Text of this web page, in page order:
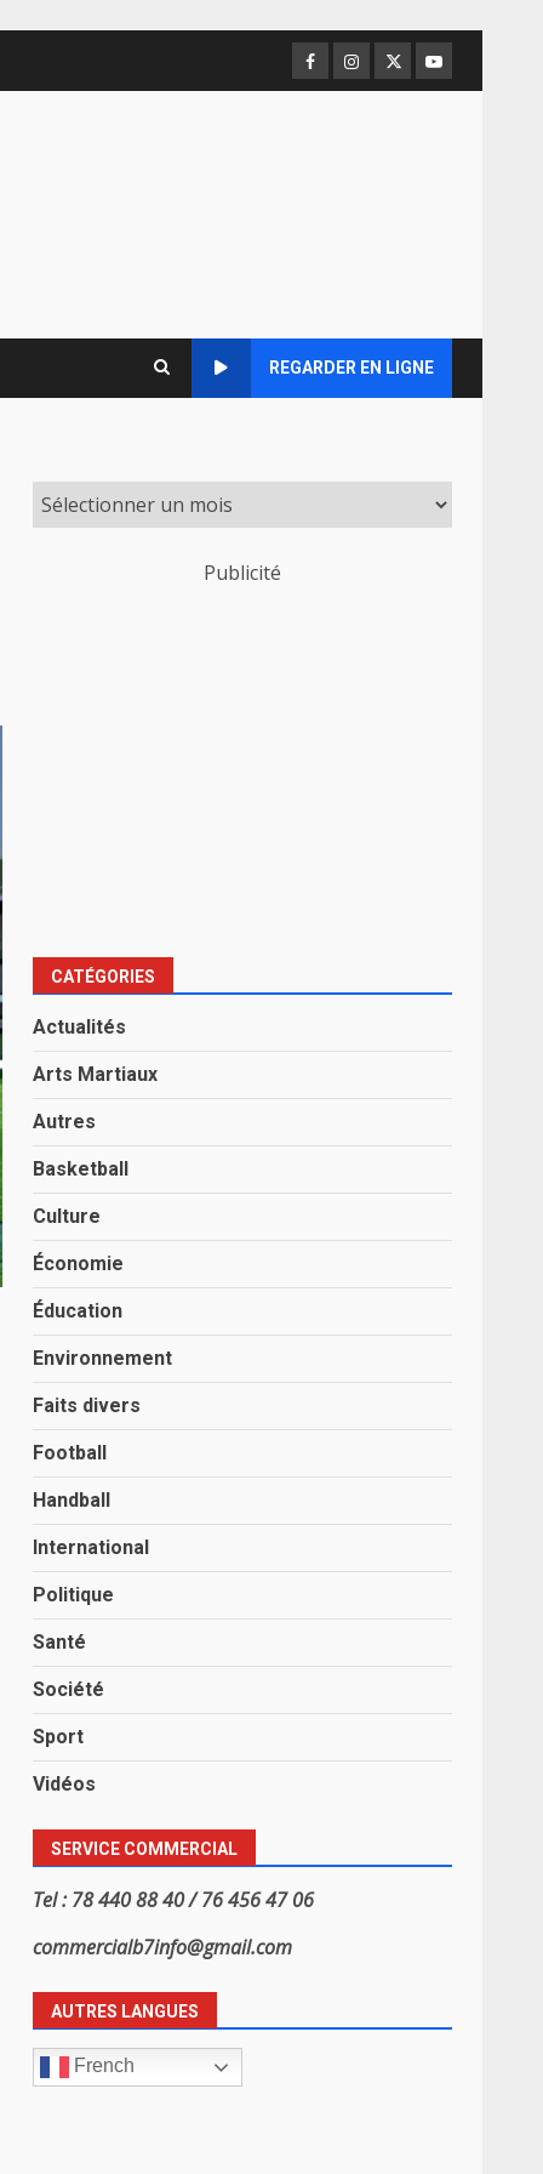
Facebook
Instagram
TwitterYoutube
REGARDER EN LIGNE
Publicité
CATÉGORIES
Actualités
Arts Martiaux
Autres
Basketball
Culture
Économie
Éducation
Environnement
Faits divers
Football
Handball
International
Politique
Santé
Société
Sport
Vidéos
SERVICE COMMERCIAL
Tel : 78 440 88 40 / 76 456 47 06
commercialb7info@gmail.com
AUTRES LANGUES
French